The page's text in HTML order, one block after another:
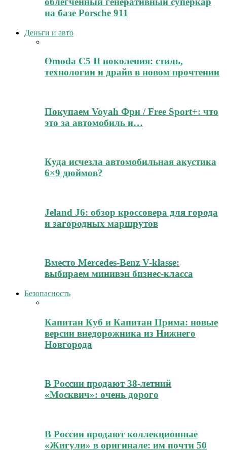
на базе Porsche 911
Деньги и авто
Omoda C5 II поколения: стиль,
технологии и драйв в новом прочтении
Покупаем Voyah Фри / Free Sport+: что
это за автомобиль и…
Куда исчезла автомобильная акустика
6×9 дюймов?
Jeland J6: обзор кроссовера для города
и загородных маршрутов
Вместо Mercedes-Benz V-klasse:
выбираем минивэн бизнес-класса
Безопасность
Капитан Куб и Капитан Прима: новые
версии внедорожника из Нижнего
Новгорода
В России продают 38-летний
«Москвич»: очень дорого
В России продают коллекционные
«Жигули» в оригинале: им почти 50